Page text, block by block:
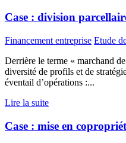
Case : division
Financement entreprise Etude
Derrière le terme « marchand
diversité de profils et de
éventail d’opérations :...
Lire la suite
Case : mise en